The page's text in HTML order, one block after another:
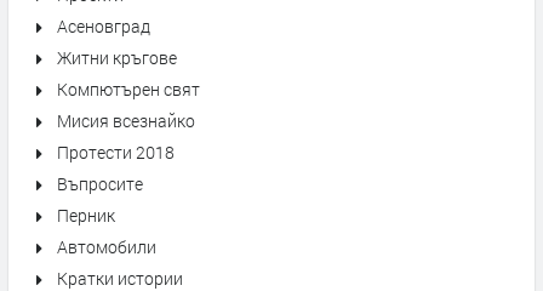
Асеновград
Житни кръгове
Компютърен свят
Мисия всезнайко
Протести 2018
Въпросите
Перник
Автомобили
Кратки истории